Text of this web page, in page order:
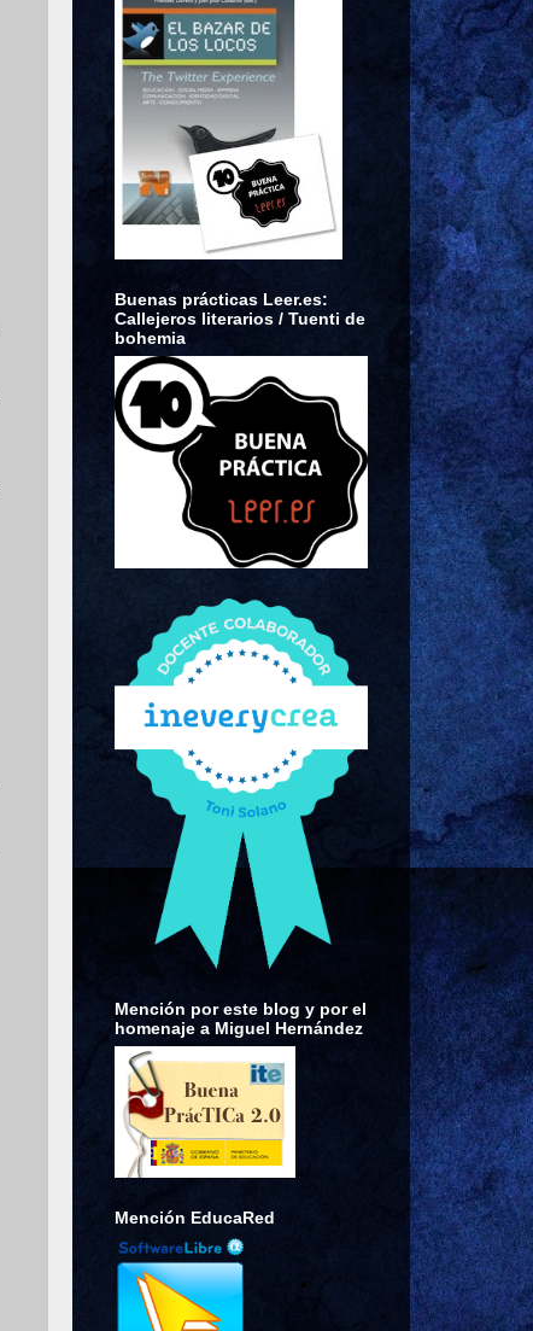
Buenas prácticas Leer.es:
Callejeros literarios / Tuenti de
bohemia
Mención por este blog y por el
homenaje a Miguel Hernández
Mención EducaRed